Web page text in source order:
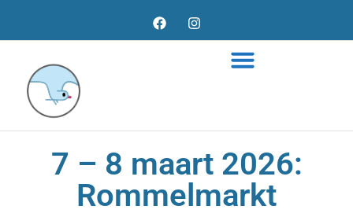
7 – 8 maart 2026:
Rommelmarkt